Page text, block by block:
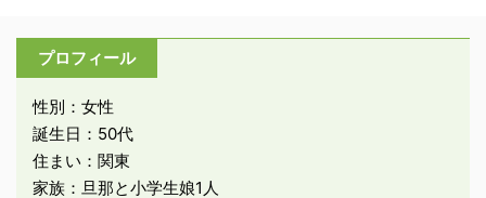
プロフィール
性別：女性
誕生日：50代
住まい：関東
家族：旦那と小学生娘1人